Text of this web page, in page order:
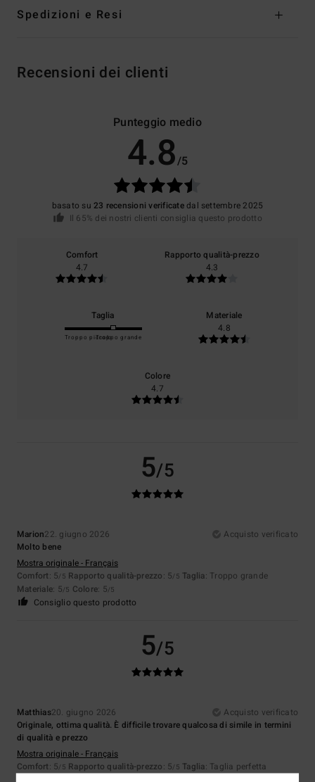
Spedizioni e Resi
Recensioni dei clienti
Punteggio medio
4.8/5
basato su23 recensioni verificatedal settembre 2025
Il 65% dei nostri clienti consiglia questo prodotto
Comfort
4.7
Rapporto qualità-prezzo
4.3
Taglia
Troppo piccoloTroppo grande
Materiale
4.8
Colore
4.7
5/5
Marion22. giugno 2026
Acquisto verificato
Molto bene
Mostra originale - Français
Comfort: 5/5 Rapporto qualità-prezzo: 5/5 Taglia: Troppo grande
Materiale: 5/5 Colore: 5/5
Consiglio questo prodotto
5/5
Matthias20. giugno 2026
Acquisto verificato
Originale, ottima qualità. È difficile trovare qualcosa di simile in termini
di qualità e prezzo
Mostra originale - Français
Comfort: 5/5 Rapporto qualità-prezzo: 5/5 Taglia: Taglia perfetta